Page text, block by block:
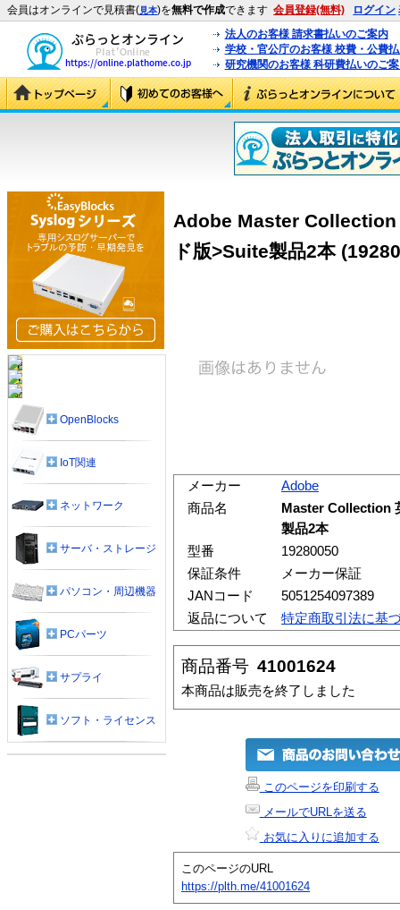
会員はオンラインで見積書(見本)を無料で作成できます 会員登録(無料) ログイン
法人のお客様 請求書払いのご案内
学校・官公庁のお客様 校費・公費
研究機関のお客様 科研費払いのご
Adobe Master Collection
ド版>Suite製品2本
メーカー
Adobe
商品名
Master Collection
製品2本
型番
19280050
保証条件
メーカー保証
JANコード
5051254097389
返品について
特定商取引法に基
商品番号 41001624
本商品は販売を終了しました
このページを印刷する
メールでURLを送る
お気に入りに追加する
このページのURL
https://plth.me/41001624
OpenBlocks
IoT関連
ネットワーク
サーバ・ストレージ
パソコン・周辺機器
PCパーツ
サプライ
ソフト・ライセンス